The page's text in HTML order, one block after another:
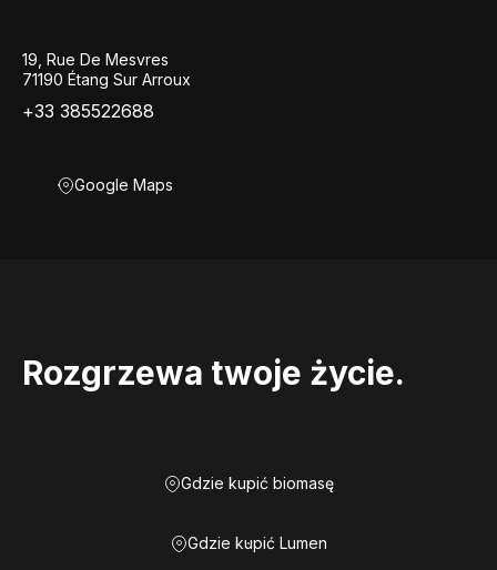
19, Rue De Mesvres
71190 Étang Sur Arroux
+33 385522688
Google Maps
Rozgrzewa twoje życie.
Gdzie kupić biomasę
Gdzie kupić Lumen